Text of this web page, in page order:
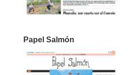
Papel Salmón